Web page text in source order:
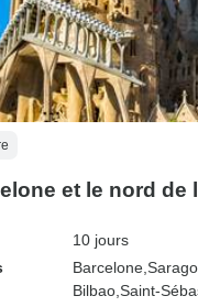
et le nord de
10 jours
Barcelone,
Bilbao,Saint-